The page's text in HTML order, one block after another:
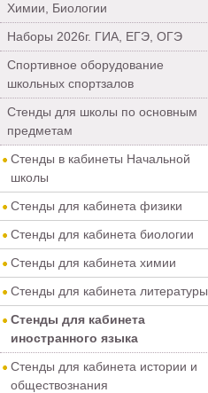
Химии, Биологии
Наборы 2026г. ГИА, ЕГЭ, ОГЭ
Спортивное оборудование
школьных спортзалов
Стенды для школы по основным
предметам
Стенды в кабинеты Начальной
школы
Стенды для кабинета физики
Стенды для кабинета биологии
Стенды для кабинета химии
Стенды для кабинета литературы
Стенды для кабинета
иностранного языка
Стенды для кабинета истории и
обществознания